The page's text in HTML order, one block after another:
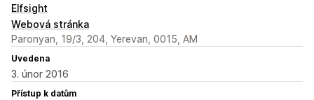
Elfsight
Webová stránka
Paronyan, 19/3, 204, Yerevan, 0015, AM
Uvedena
3. únor 2016
Přístup k datům